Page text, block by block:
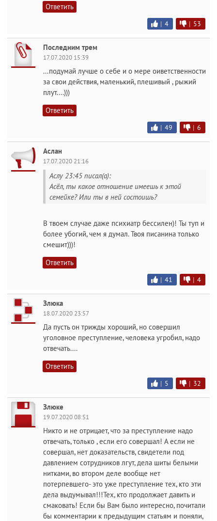
Ответить
| 4 | 53
Последним трем
17.07.2020 15:39
...подумай лучше о себе и о мере оиветственности
за свои действия, маленький, плешивый , рыжий
плут....)))
Ответить
| 49 | 6
Аслан
17.07.2020 21:16
Аслу 23:45 писал(а):
Асёл, ты какое отношение имеешь к этой
семейке? Или ты в ней состоишь?
В твоем случае даже психиатр бессилен)! Ты туп и
более убогий, чем я думал. Твоя писанина только
смешит)))!
Ответить
| 41 | 4
Злюка
18.07.2020 23:57
Да пусть он трижды хороший, но совершил
уголовное преступление, человека угробил, надо
отвечать....
Ответить
| 5 | 32
Злюке
19.07.2020 08:51
Никто и не отрицает, что за преступление надо
отвечать, только , если его совершал! А если не
совершал, нет доказательств, свидетели под
давлением сотрудников лгут, дела шиты белыми
нитками, во втором деле вообще нет
потерпевшего- это уже преступление тех, кто эти
дела выдумывал!!!Тех, кто продолжает давить и
смаковать! Если бы Вам было интересно, почитали
бы комментарии к предыдущим статьям и поняли,